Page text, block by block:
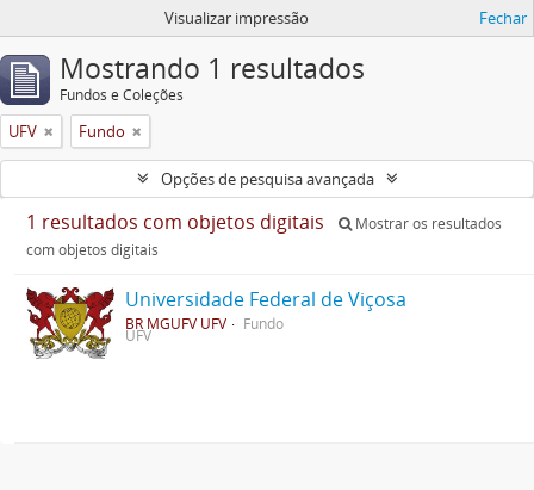
Visualizar impressão Fechar
Mostrando 1 resultados
Fundos e Coleções
UFV Fundo
Opções de pesquisa avançada
1 resultados com objetos digitais
Mostrar os resultados
com objetos digitais
Universidade Federal de Viçosa
BR MGUFV UFV Fundo
UFV